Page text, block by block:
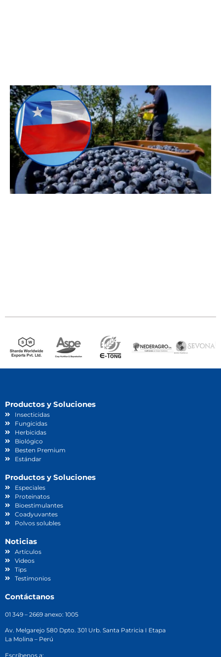
Productos y Soluciones
Insecticidas
Fungicidas
Herbicidas
Biológico
Besten Premium
Estándar
Productos y Soluciones
Especiales
Proteinatos
Bioestimulantes
Coadyuvantes
Polvos solubles
Noticias
Artículos
Videos
Tips
Testimonios
Contáctanos
01 349 – 2669 anexo: 1005
Av. Melgarejo 580 Dpto. 301 Urb. Santa Patricia I Etapa
La Molina – Perú
Escríbenos a: